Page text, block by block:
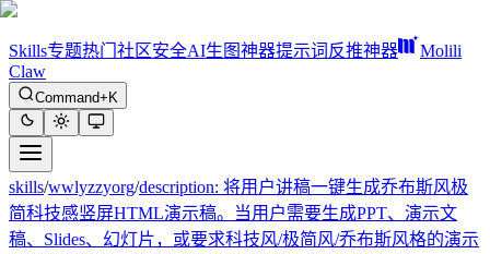
Skills专题热门 社区安全AI生图神器提示词反推神器
Molili
Claw
Command+K
skills/wwlyzzyorg/description: 将用户讲稿一键生成乔布斯风极
简科技感竖屏HTML演示稿。当用户需要生成PPT、演示文
稿、Slides、幻灯片，或要求科技风/极简风/乔布斯风格的演示